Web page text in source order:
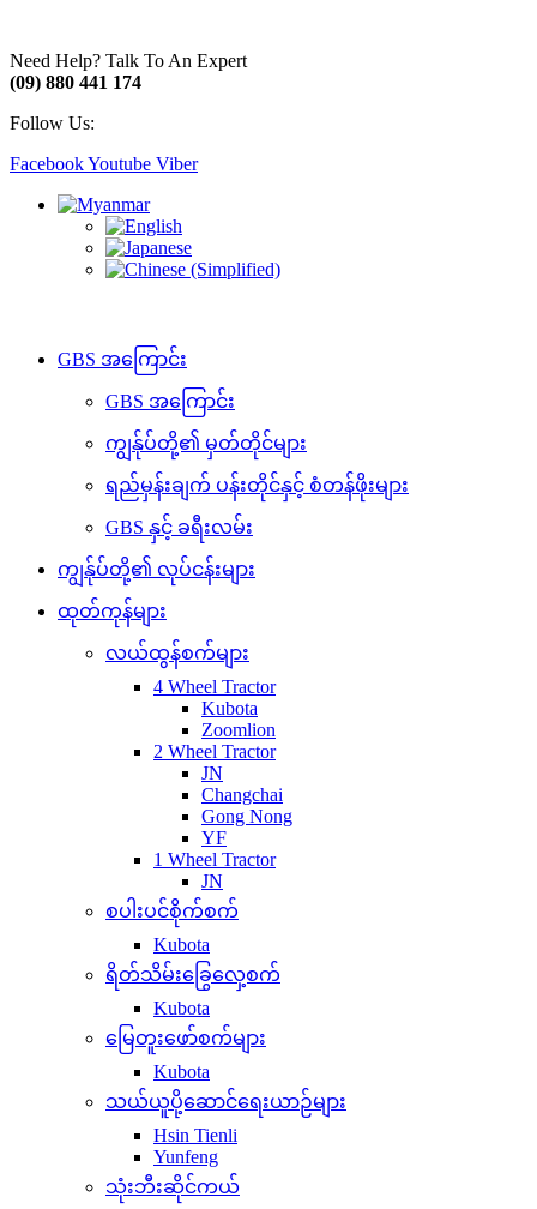
Need Help? Talk To An Expert
(09) 880 441 174
Follow Us:
FacebookYoutube Viber
GBS အကြောင်း
GBS အကြောင်း
ကျွန်ုပ်တို့၏ မှတ်တိုင်များ
ရည်မှန်းချက် ပန်းတိုင်နှင့် စံတန်ဖိုးများ
GBS နှင့် ခရီးလမ်း
ကျွန်ုပ်တို့၏ လုပ်ငန်းများ
ထုတ်ကုန်များ
လယ်ထွန်စက်များ
4 Wheel Tractor
Kubota
Zoomlion
2 Wheel Tractor
JN
Changchai
Gong Nong
YF
1 Wheel Tractor
JN
စပါးပင်စိုက်စက်
Kubota
ရိတ်သိမ်းခြွေလှေ့စက်
Kubota
မြေတူးဖော်စက်များ
Kubota
သယ်ယူပို့ဆောင်ရေးယာဉ်များ
Hsin Tienli
Yunfeng
သုံးဘီးဆိုင်ကယ်